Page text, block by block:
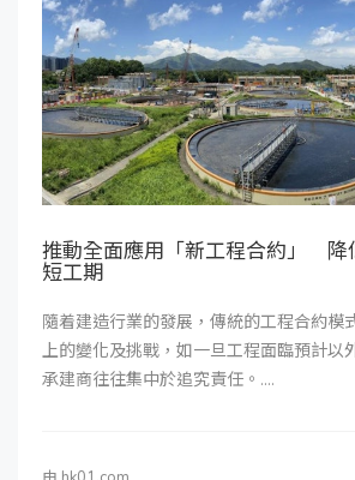
推動全面應用「新工程合約」 降
短工期
隨着建造行業的發展，傳統的工程合約模
上的變化及挑戰，如一旦工程面臨預計以
承建商往往集中於追究責任。....